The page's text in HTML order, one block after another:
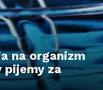
na organizm
pijemy za